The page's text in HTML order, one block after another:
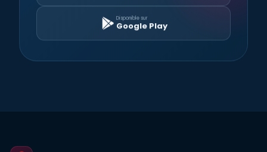
Disponible sur
Google Play